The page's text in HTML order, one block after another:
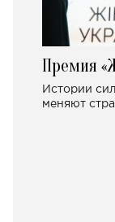
Премия
Истории
меняют